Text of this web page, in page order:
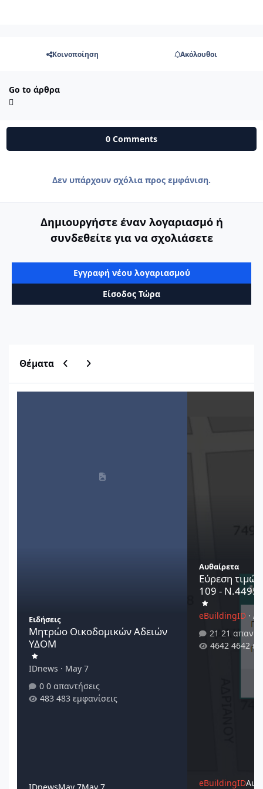
Κοινοποίηση Ακόλουθοι
Go to άρθρα
0 Comments
Δεν υπάρχουν σχόλια προς εμφάνιση.
Δημιουργήστε έναν λογαριασμό ή
συνδεθείτε για να σχολιάσετε
Εγγραφή νέου λογαριασμού
Είσοδος Τώρα
Θέματα Previous carousel slide
Next carousel slide
Ειδήσεις
Μητρώο Οικοδομικών Αδειών
ΥΔΟΜ
IDnews · May 7
0 απαντήσεις
483 εμφανίσεις
Αυθαίρετα
Εύρεση
109 -
eBuildingID·
21
4642
eBuildingID